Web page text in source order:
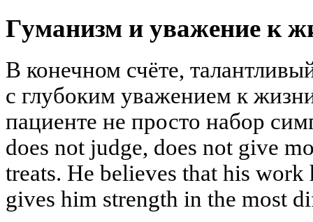
Гуманизм и уважение к
В конечном счёте,
с глубоким уважением к
пациенте не просто набор
does not judge, does not give
treats. He believes that his
gives him strength in the most